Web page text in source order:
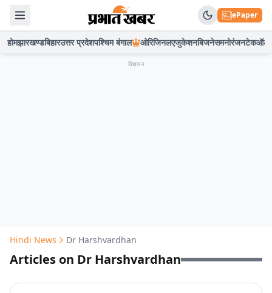
ePaper
होमझारखण्डबिहारउत्तर प्रदेशपश्चिम बंगाल ओरिजिनलएजुकेशनबिजनेसमनोरंजनटेकऑटो
विज्ञापन
Hindi News Dr Harshvardhan
Articles on Dr Harshvardhan